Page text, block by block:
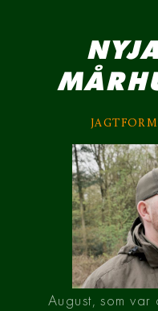
August, som